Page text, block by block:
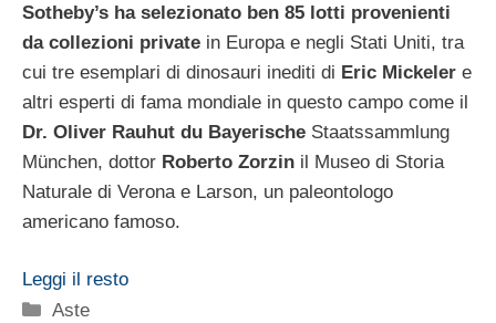
Sotheby’s ha selezionato ben 85 lotti provenienti
da collezioni private in Europa e negli Stati Uniti, tra
cui tre esemplari di dinosauri inediti di Eric Mickeler e
altri esperti di fama mondiale in questo campo come il
Dr. Oliver Rauhut du Bayerische Staatssammlung
München, dottor Roberto Zorzin il Museo di Storia
Naturale di Verona e Larson, un paleontologo
americano famoso.
Leggi il resto
Categorie
Aste